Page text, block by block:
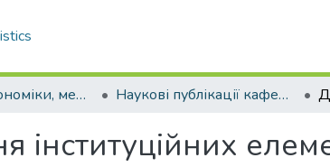
Кафедра економіки, менеджменту та комерційної діяльності Наукові публікації кафедри ЕМ та КД